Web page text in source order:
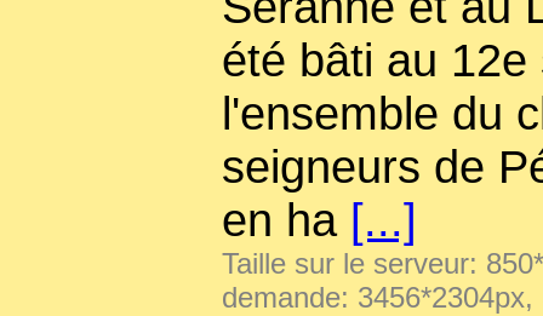
été bâti au
l'ensemble du
seigneurs de
en ha [...]
Taille sur le serveur:
demande: